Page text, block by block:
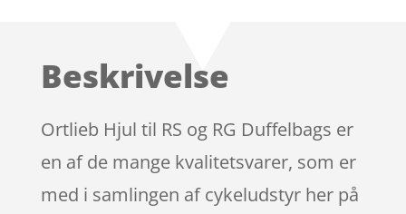
Beskrivelse
Ortlieb Hjul til RS og RG Duffelbags er
en af de mange kvalitetsvarer, som er
med i samlingen af cykeludstyr her på